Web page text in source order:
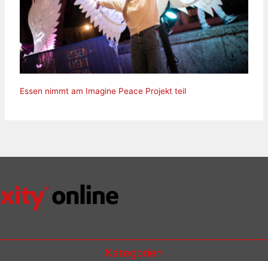
Essen nimmt am Imagine Peace Projekt teil
Kategorien